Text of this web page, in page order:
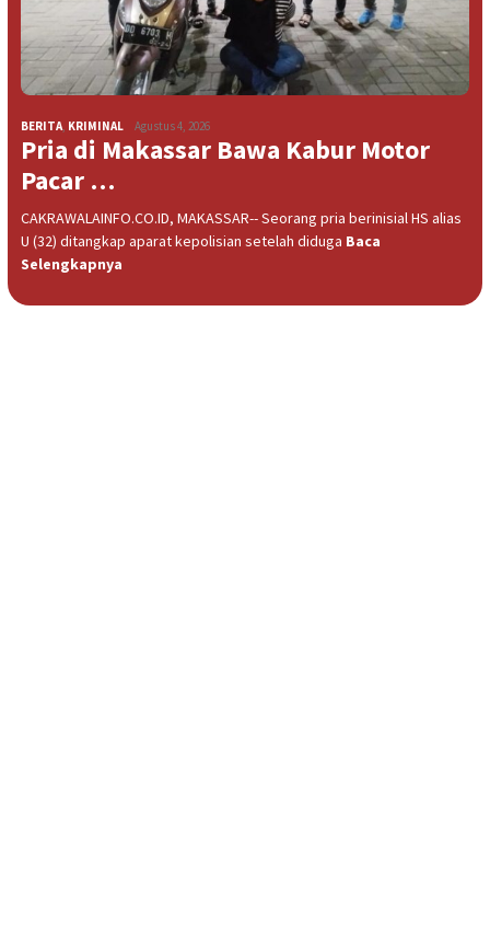
BERITA, KRIMINAL Agustus 4, 2026
Pria di Makassar Bawa Kabur Motor
Pacar …
CAKRAWALAINFO.CO.ID, MAKASSAR-- Seorang pria berinisial HS alias
U (32) ditangkap aparat kepolisian setelah diduga Baca
Selengkapnya